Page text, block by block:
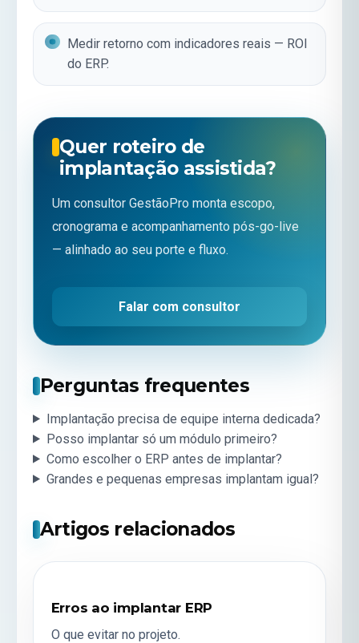
Medir retorno com indicadores reais — ROI
do ERP.
Quer roteiro de
implantação assistida?
Um consultor GestãoPro monta escopo,
cronograma e acompanhamento pós-go-live
— alinhado ao seu porte e fluxo.
Falar com consultor
Perguntas frequentes
Implantação precisa de equipe interna dedicada?
Posso implantar só um módulo primeiro?
Como escolher o ERP antes de implantar?
Grandes e pequenas empresas implantam igual?
Artigos relacionados
Erros ao implantar ERP
O que evitar no projeto.